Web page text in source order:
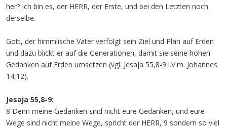
her? Ich bin es, der HERR, der Erste, und bei den Letzten noch
derselbe.
Gott, der himmlische Vater verfolgt sein Ziel und Plan auf Erden
und dazu blickt er auf die Generationen, damit sie seine hohen
Gedanken auf Erden umsetzen (vgl. Jesaja 55,8-9 i.V.m. Johannes
14,12).
Jesaja 55,8-9:
8 Denn meine Gedanken sind nicht eure Gedanken, und eure
Wege sind nicht meine Wege, spricht der HERR, 9 sondern so viel